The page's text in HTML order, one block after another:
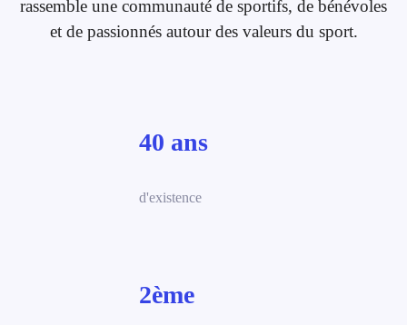
rassemble une communauté de sportifs, de bénévoles
et de passionnés autour des valeurs du sport.
40 ans
d'existence
2ème